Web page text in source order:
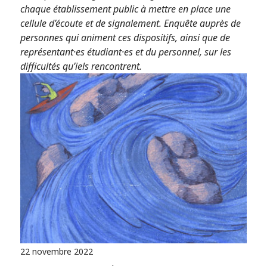
chaque établissement public à mettre en place une
cellule d’écoute et de signalement. Enquête auprès de
personnes qui animent ces dispositifs, ainsi que de
représentant·es étudiant·es et du personnel, sur les
difficultés qu’iels rencontrent.
22 novembre 2022